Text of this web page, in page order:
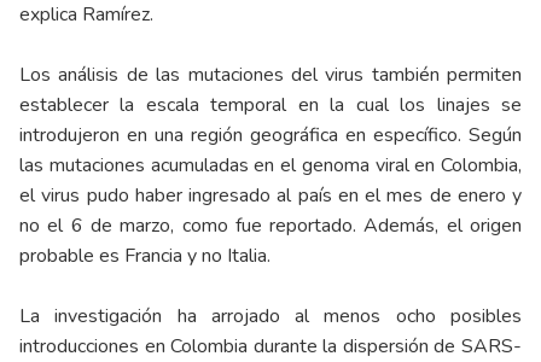
explica Ramírez.
Los análisis de las mutaciones del virus también permiten
establecer la escala temporal en la cual los linajes se
introdujeron en una región geográfica en específico. Según
las mutaciones acumuladas en el genoma viral en Colombia,
el virus pudo haber ingresado al país en el mes de enero y
no el 6 de marzo, como fue reportado. Además, el origen
probable es Francia y no Italia.
La investigación ha arrojado al menos ocho posibles
introducciones en Colombia durante la dispersión de SARS-